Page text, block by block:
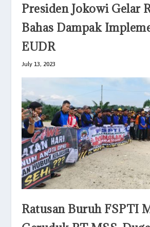
Presiden Jokowi Gelar
Bahas Dampak
EUDR
July 13, 2023
Ratusan Buruh FSPTI